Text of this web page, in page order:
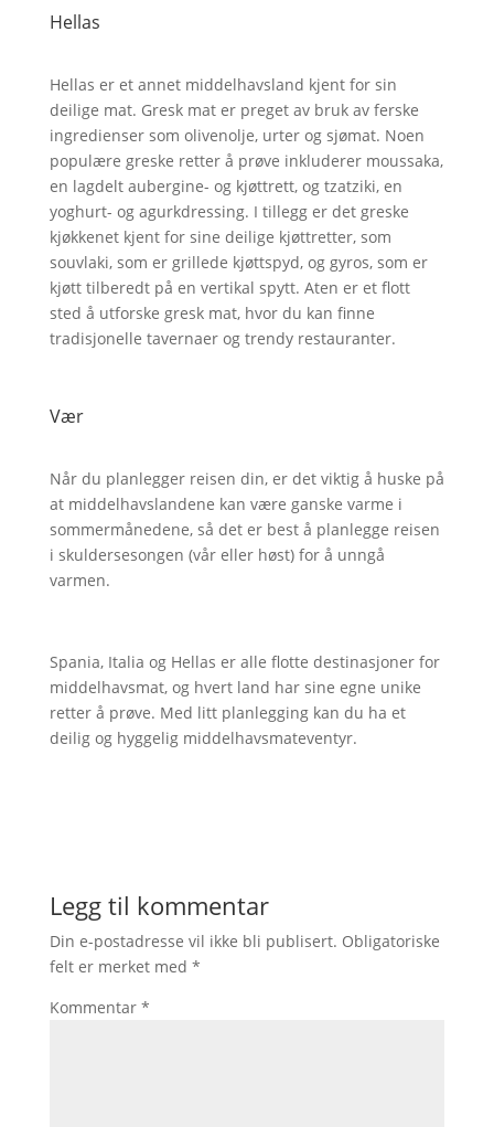
Hellas
Hellas er et annet middelhavsland kjent for sin
deilige mat. Gresk mat er preget av bruk av ferske
ingredienser som olivenolje, urter og sjømat. Noen
populære greske retter å prøve inkluderer moussaka,
en lagdelt aubergine- og kjøttrett, og tzatziki, en
yoghurt- og agurkdressing. I tillegg er det greske
kjøkkenet kjent for sine deilige kjøttretter, som
souvlaki, som er grillede kjøttspyd, og gyros, som er
kjøtt tilberedt på en vertikal spytt. Aten er et flott
sted å utforske gresk mat, hvor du kan finne
tradisjonelle tavernaer og trendy restauranter.
Vær
Når du planlegger reisen din, er det viktig å huske på
at middelhavslandene kan være ganske varme i
sommermånedene, så det er best å planlegge reisen
i skuldersesongen (vår eller høst) for å unngå
varmen.
Spania, Italia og Hellas er alle flotte destinasjoner for
middelhavsmat, og hvert land har sine egne unike
retter å prøve. Med litt planlegging kan du ha et
deilig og hyggelig middelhavsmateventyr.
Legg til kommentar
Din e-postadresse vil ikke bli publisert. Obligatoriske
felt er merket med *
Kommentar *